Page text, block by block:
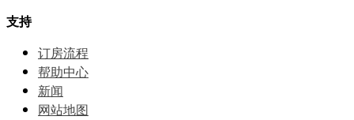
支持
订房流程
帮助中⼼
新闻
网站地图